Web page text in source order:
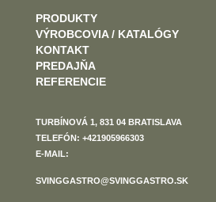
PRODUKTY
VÝROBCOVIA / KATALÓGY
KONTAKT
PREDAJŇA
REFERENCIE
TURBÍNOVÁ 1, 831 04 BRATISLAVA
TELEFÓN: +421905966303
E-MAIL:
SVINGGASTRO@SVINGGASTRO.SK